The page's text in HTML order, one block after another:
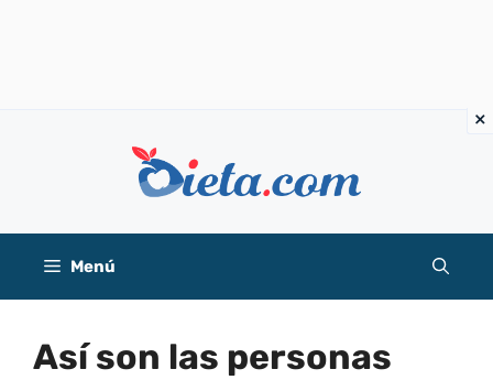
Menú
Así son las personas